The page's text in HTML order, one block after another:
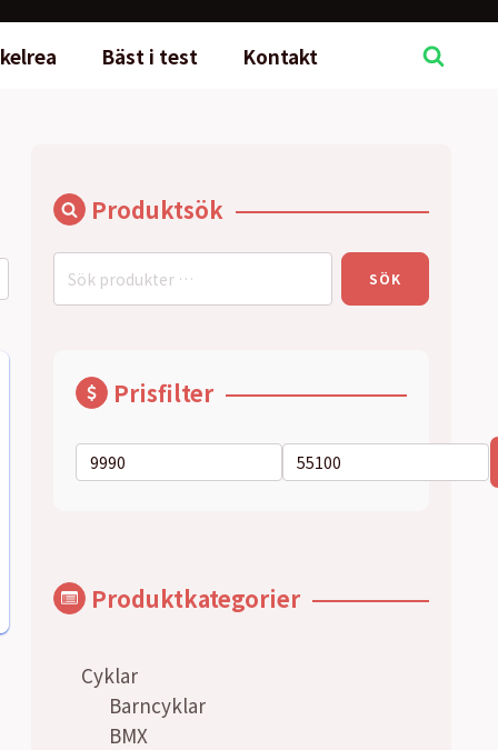
Bäst i test Kontakt
Produktsök
Sök
SÖK
Prisfilter
Min
Max
Produktkategorier
Cyklar
Barncyklar
BMX